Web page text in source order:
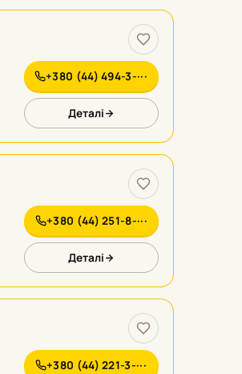
+380 (44) 494-3-···
Деталі
+380 (44) 251-8-···
Деталі
+380 (44) 221-3-···